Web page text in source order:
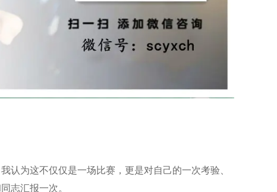
认为这不仅仅是一场比赛，更是对自己的一次考验、
志汇报一次。